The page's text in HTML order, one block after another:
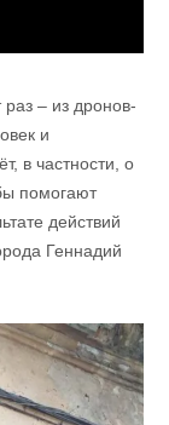
– из дронов-
и
в частности, о
помогают
действий
Геннадий